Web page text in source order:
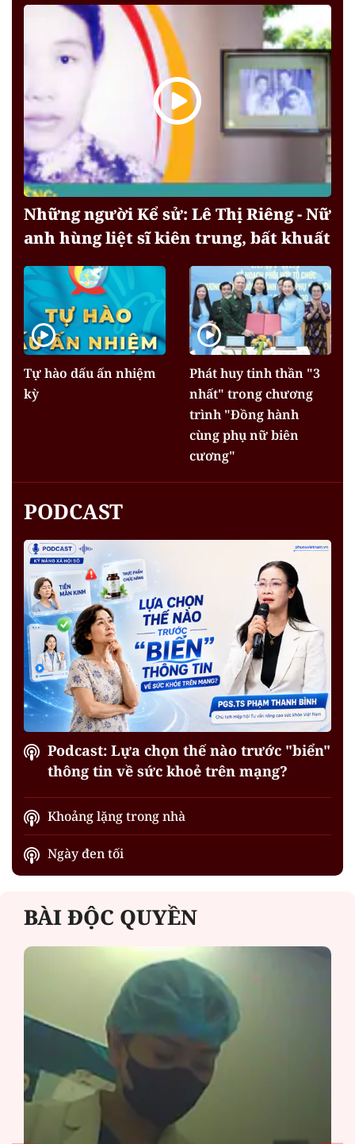
Những người Kể sử: Lê Thị Riêng - Nữ
anh hùng liệt sĩ kiên trung, bất khuất
Tự hào dấu ấn nhiệm
kỳ
Phát huy tinh thần "3
nhất" trong chương
trình "Đồng hành
cùng phụ nữ biên
cương"
PODCAST
Podcast: Lựa chọn thế nào trước "biển"
thông tin về sức khoẻ trên mạng?
Khoảng lặng trong nhà
Ngày đen tối
BÀI ĐỘC QUYỀN